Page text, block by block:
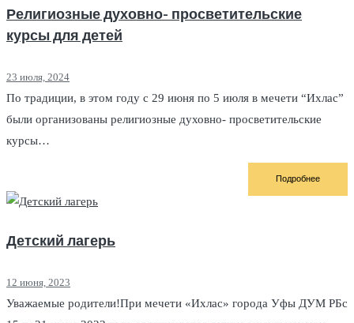
Религиозные духовно- просветительские
курсы для детей
23 июля, 2024
По традиции, в этом году с 29 июня по 5 июля в мечети “Ихлас”
были организованы религиозные духовно- просветительские
курсы…
Подробнее
Детский лагерь
12 июня, 2023
Уважаемые родители!При мечети «Ихлас» города Уфы ДУМ РБс